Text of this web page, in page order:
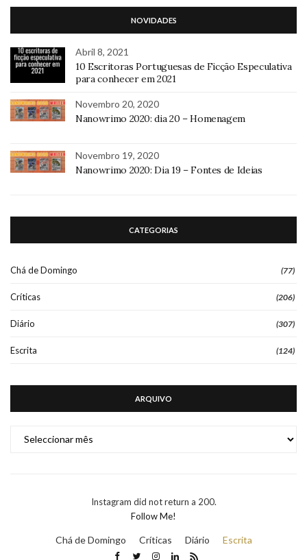
NOVIDADES
Abril 8, 2021
10 Escritoras Portuguesas de Ficção Especulativa
para conhecer em 2021
Novembro 20, 2020
Nanowrimo 2020: dia 20 – Homenagem
Novembro 19, 2020
Nanowrimo 2020: Dia 19 – Fontes de Ideias
CATEGORIAS
Chá de Domingo (77)
Críticas (206)
Diário (307)
Escrita (124)
ARQUIVO
Instagram did not return a 200.
Follow Me!
Chá de Domingo Críticas Diário Escrita